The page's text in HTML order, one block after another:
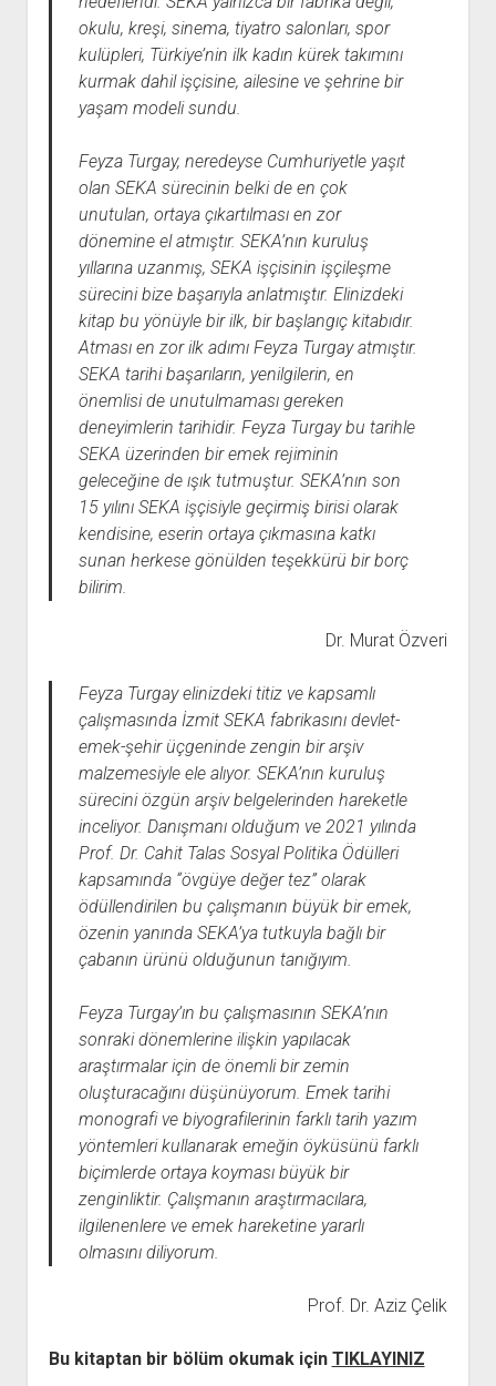
okulu, kreşi, sinema, tiyatro salonları, spor
kulüpleri, Türkiye’nin ilk kadın kürek takımını
kurmak dahil işçisine, ailesine ve şehrine bir
yaşam modeli sundu.
Feyza Turgay, neredeyse Cumhuriyetle yaşıt
olan SEKA sürecinin belki de en çok
unutulan, ortaya çıkartılması en zor
dönemine el atmıştır. SEKA’nın kuruluş
yıllarına uzanmış, SEKA işçisinin işçileşme
sürecini bize başarıyla anlatmıştır. Elinizdeki
kitap bu yönüyle bir ilk, bir başlangıç kitabıdır.
Atması en zor ilk adımı Feyza Turgay atmıştır.
SEKA tarihi başarıların, yenilgilerin, en
önemlisi de unutulmaması gereken
deneyimlerin tarihidir. Feyza Turgay bu tarihle
SEKA üzerinden bir emek rejiminin
geleceğine de ışık tutmuştur. SEKA’nın son
15 yılını SEKA işçisiyle geçirmiş birisi olarak
kendisine, eserin ortaya çıkmasına katkı
sunan herkese gönülden teşekkürü bir borç
bilirim.
Dr. Murat Özveri
Feyza Turgay elinizdeki titiz ve kapsamlı
çalışmasında İzmit SEKA fabrikasını devlet-
emek-şehir üçgeninde zengin bir arşiv
malzemesiyle ele alıyor. SEKA’nın kuruluş
sürecini özgün arşiv belgelerinden hareketle
inceliyor. Danışmanı olduğum ve 2021 yılında
Prof. Dr. Cahit Talas Sosyal Politika Ödülleri
kapsamında “övgüye değer tez” olarak
ödüllendirilen bu çalışmanın büyük bir emek,
özenin yanında SEKA’ya tutkuyla bağlı bir
çabanın ürünü olduğunun tanığıyım.
Feyza Turgay’ın bu çalışmasının SEKA’nın
sonraki dönemlerine ilişkin yapılacak
araştırmalar için de önemli bir zemin
oluşturacağını düşünüyorum. Emek tarihi
monografi ve biyografilerinin farklı tarih yazım
yöntemleri kullanarak emeğin öyküsünü farklı
biçimlerde ortaya koyması büyük bir
zenginliktir. Çalışmanın araştırmacılara,
ilgilenenlere ve emek hareketine yararlı
olmasını diliyorum.
Prof. Dr. Aziz Çelik
Bu kitaptan bir bölüm okumak için TIKLAYINIZ